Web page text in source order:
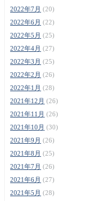
2022年7月 (20)
2022年6月 (22)
2022年5月 (25)
2022年4月 (27)
2022年3月 (25)
2022年2月 (26)
2022年1月 (28)
2021年12月 (26)
2021年11月 (26)
2021年10月 (30)
2021年9月 (26)
2021年8月 (25)
2021年7月 (26)
2021年6月 (27)
2021年5月 (28)